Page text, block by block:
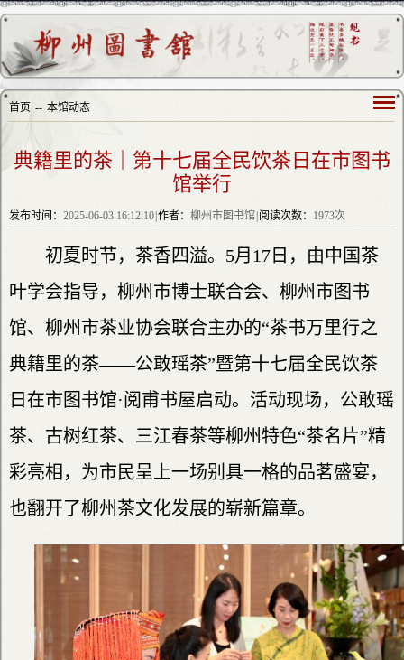
首页 -- 本馆动态
典籍里的茶｜第十七届全民饮茶日在市图书
馆举行
发布时间： 2025-06-03 16:12:10|作者： 柳州市图书馆|阅读次数： 1973次
初夏时节，茶香四溢。5月17日，由中国茶
叶学会指导，柳州市博士联合会、柳州市图书
馆、柳州市茶业协会联合主办的“茶书万里行之
典籍里的茶——公敢瑶茶”暨第十七届全民饮茶
日在市图书馆·阅甫书屋启动。活动现场，公敢瑶
茶、古树红茶、三江春茶等柳州特色“茶名片”精
彩亮相，为市民呈上一场别具一格的品茗盛宴，
也翻开了柳州茶文化发展的崭新篇章。